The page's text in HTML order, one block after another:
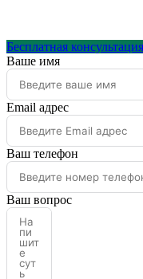
Бесплатная консультация
Ваше имя
Email адрес
Ваш телефон
Ваш вопрос